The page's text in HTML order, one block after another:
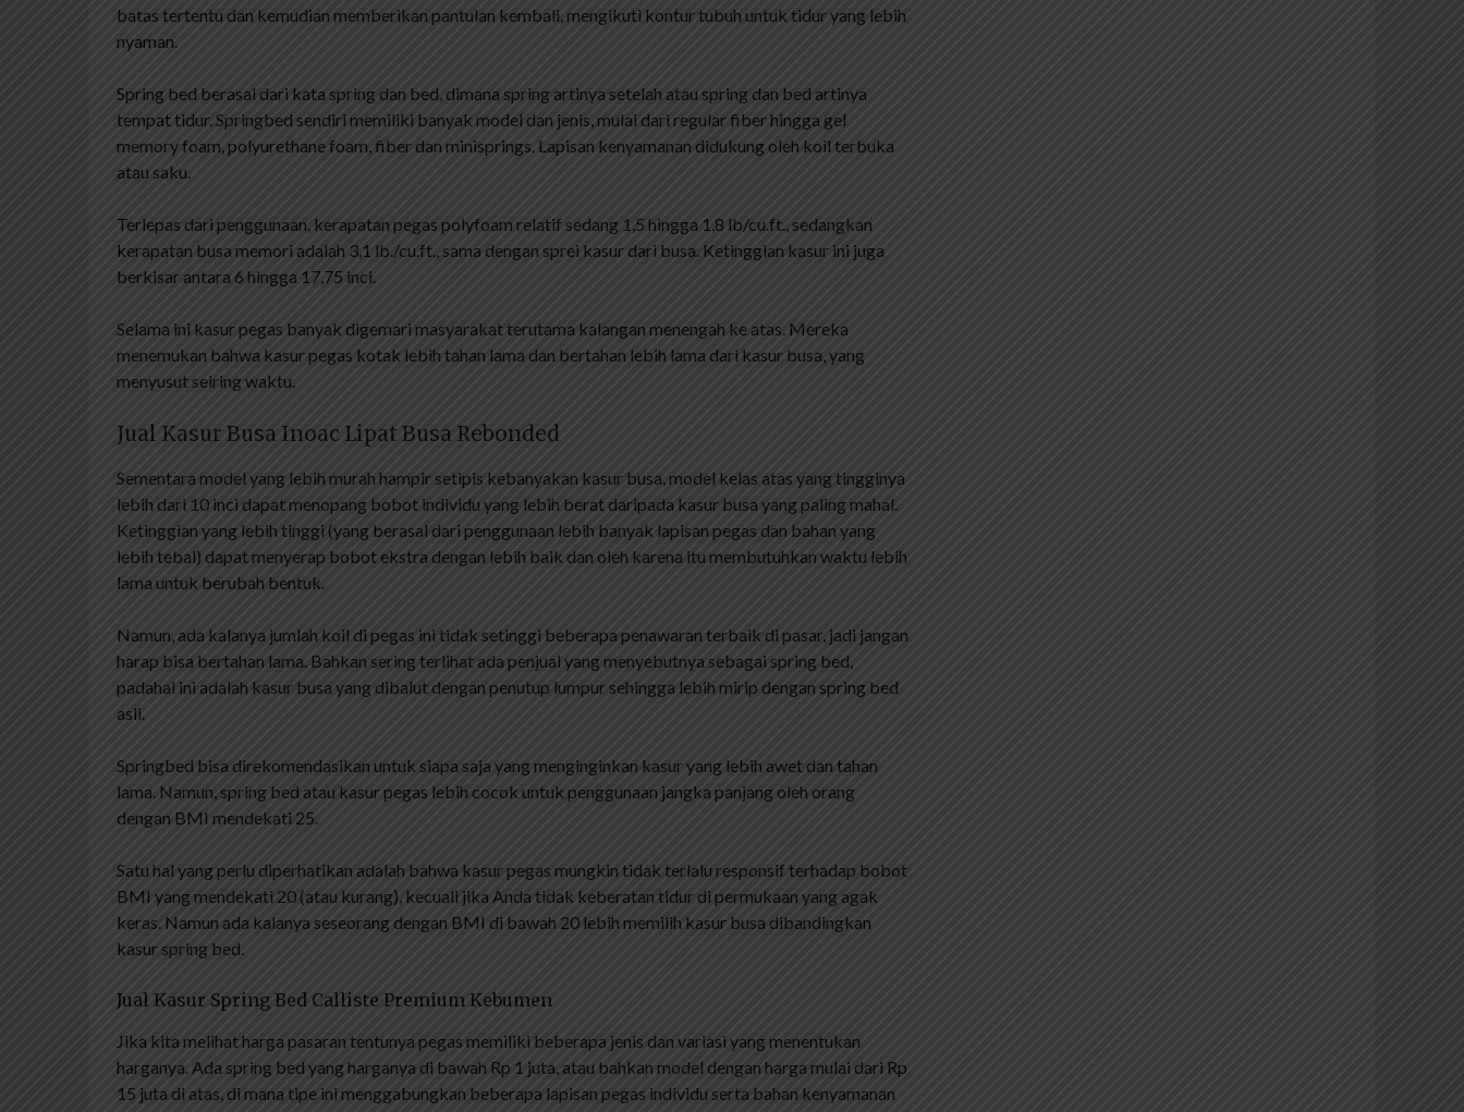
batas tertentu dan kemudian memberikan pantulan kembali, mengikuti kontur tubuh untuk tidur yang lebih
nyaman.
Spring bed berasal dari kata spring dan bed, dimana spring artinya setelah atau spring dan bed artinya
tempat tidur. Springbed sendiri memiliki banyak model dan jenis, mulai dari regular fiber hingga gel
memory foam, polyurethane foam, fiber dan minisprings. Lapisan kenyamanan didukung oleh koil terbuka
atau saku.
Terlepas dari penggunaan, kerapatan pegas polyfoam relatif sedang 1,5 hingga 1,8 lb/cu.ft., sedangkan
kerapatan busa memori adalah 3,1 lb./cu.ft., sama dengan sprei kasur dari busa. Ketinggian kasur ini juga
berkisar antara 6 hingga 17,75 inci.
Selama ini kasur pegas banyak digemari masyarakat terutama kalangan menengah ke atas. Mereka
menemukan bahwa kasur pegas kotak lebih tahan lama dan bertahan lebih lama dari kasur busa, yang
menyusut seiring waktu.
Jual Kasur Busa Inoac Lipat Busa Rebonded
Sementara model yang lebih murah hampir setipis kebanyakan kasur busa, model kelas atas yang tingginya
lebih dari 10 inci dapat menopang bobot individu yang lebih berat daripada kasur busa yang paling mahal.
Ketinggian yang lebih tinggi (yang berasal dari penggunaan lebih banyak lapisan pegas dan bahan yang
lebih tebal) dapat menyerap bobot ekstra dengan lebih baik dan oleh karena itu membutuhkan waktu lebih
lama untuk berubah bentuk.
Namun, ada kalanya jumlah koil di pegas ini tidak setinggi beberapa penawaran terbaik di pasar, jadi jangan
harap bisa bertahan lama. Bahkan sering terlihat ada penjual yang menyebutnya sebagai spring bed,
padahal ini adalah kasur busa yang dibalut dengan penutup lumpur sehingga lebih mirip dengan spring bed
asli.
Springbed bisa direkomendasikan untuk siapa saja yang menginginkan kasur yang lebih awet dan tahan
lama. Namun, spring bed atau kasur pegas lebih cocok untuk penggunaan jangka panjang oleh orang
dengan BMI mendekati 25.
Satu hal yang perlu diperhatikan adalah bahwa kasur pegas mungkin tidak terlalu responsif terhadap bobot
BMI yang mendekati 20 (atau kurang), kecuali jika Anda tidak keberatan tidur di permukaan yang agak
keras. Namun ada kalanya seseorang dengan BMI di bawah 20 lebih memilih kasur busa dibandingkan
kasur spring bed.
Jual Kasur Spring Bed Calliste Premium Kebumen
Jika kita melihat harga pasaran tentunya pegas memiliki beberapa jenis dan variasi yang menentukan
harganya. Ada spring bed yang harganya di bawah Rp 1 juta, atau bahkan model dengan harga mulai dari Rp
15 juta di atas, di mana tipe ini menggabungkan beberapa lapisan pegas individu serta bahan kenyamanan